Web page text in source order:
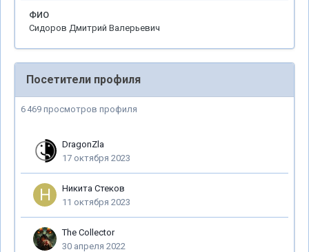
ФИО
Сидоров Дмитрий Валерьевич
Посетители профиля
6 469 просмотров профиля
DragonZla
17 октября 2023
Никита Стеков
11 октября 2023
The Collector
30 апреля 2022